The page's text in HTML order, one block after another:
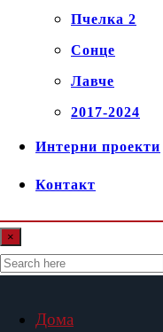
Пчелка 2
Сонце
Лавче
2017-2024
Интерни проекти
Контакт
×
Дома